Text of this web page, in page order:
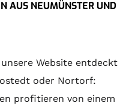
AUS NEUMÜNSTER UND
Website entdeckt
oder Nortorf:
profitieren von einem